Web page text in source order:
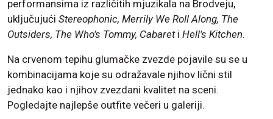
performansima iz različitih mjuzikala na Brodveju,
uključujući Stereophonic, Merrily We Roll Along, The
Outsiders, The Who’s Tommy, Cabareti Hell’s Kitchen.
Na crvenom tepihu glumačke zvezde pojavile su se u
kombinacijama koje su odražavale njihov lični stil
jednako kao i njihov zvezdani kvalitet na sceni.
Pogledajte najlepše outfite večeri u galeriji.